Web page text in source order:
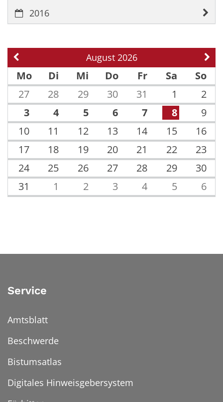
2016
Vorherige Seite August 2026
Mo
Di Mi Do Fr Sa
So
27
28 29 30 31 1
2
3
4 5 6 7 8
9
10
11 12 13 14 15
16
17
18 19 20 21 22
23
24
25 26 27 28 29
30
31
1 2 3 4 5 6
Service
Amtsblatt
Beschwerde
Bistumsatlas
Digitales Hinweisgebersystem